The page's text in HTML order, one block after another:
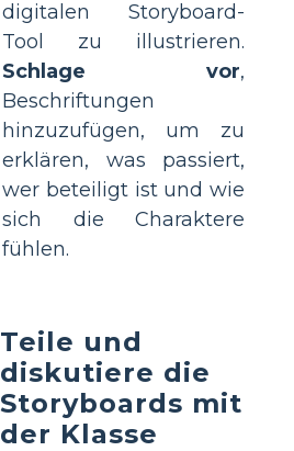
digitalen Storyboard-
Tool zu illustrieren.
Schlage vor,
Beschriftungen
hinzuzufügen, um zu
erklären, was passiert,
wer beteiligt ist und wie
sich die Charaktere
fühlen.
Teile und
diskutiere die
Storyboards mit
der Klasse